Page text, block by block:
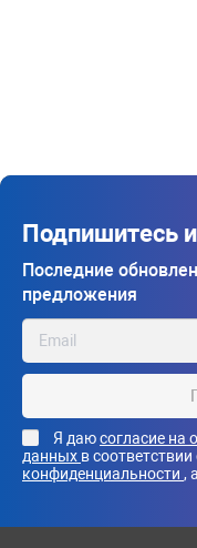
Подпишитесь
Последние
предложения
Я даюсогласие на
данных в
конфиденциальности ,